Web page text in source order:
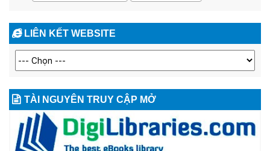
LIÊN KẾT WEBSITE
TÀI NGUYÊN TRUY CẬP MỞ